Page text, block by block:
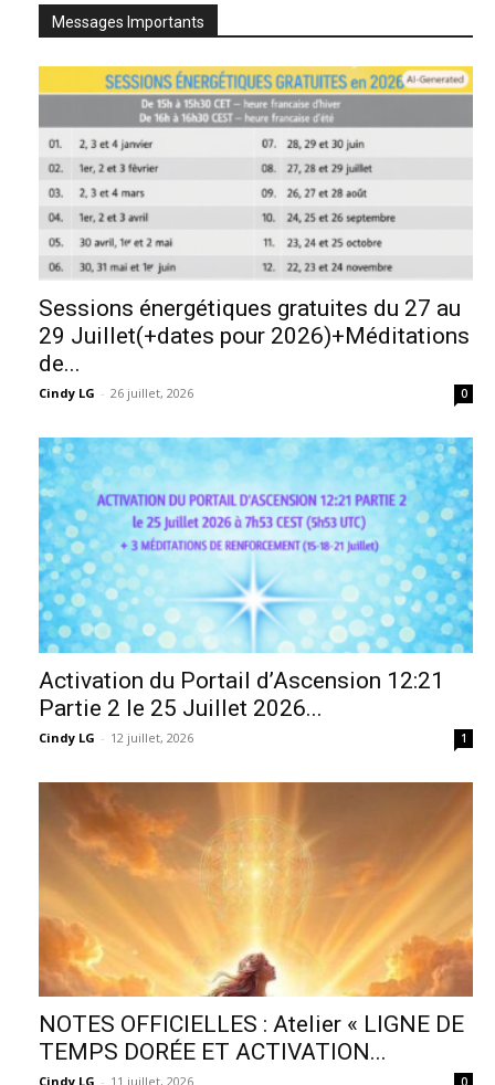
Messages Importants
Sessions énergétiques gratuites du 27 au
29 Juillet(+dates pour 2026)+Méditations
de...
Cindy LG - 26 juillet, 2026 0
Activation du Portail d’Ascension 12:21
Partie 2 le 25 Juillet 2026...
Cindy LG - 12 juillet, 2026 1
NOTES OFFICIELLES : Atelier « LIGNE DE
TEMPS DORÉE ET ACTIVATION...
Cindy LG - 11 juillet, 2026 0